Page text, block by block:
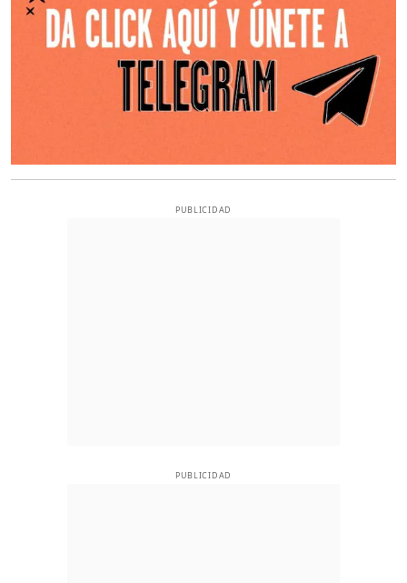
PUBLICIDAD
PUBLICIDAD